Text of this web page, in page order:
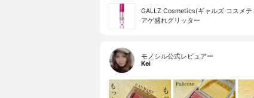
GALLZ Cosmetics(ギャルズ コスメテ
アゲ盛れグリッター
モノシル公式レビュアー
Kei